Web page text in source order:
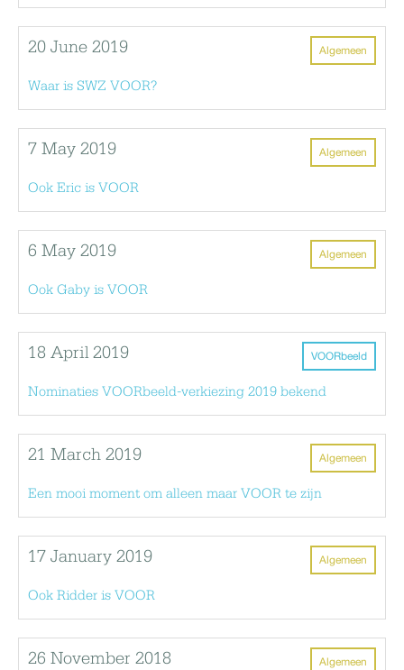
Algemeen
20 June 2019
Waar is SWZ VOOR?
Algemeen
7 May 2019
Ook Eric is VOOR
Algemeen
6 May 2019
Ook Gaby is VOOR
VOORbeeld
18 April 2019
Nominaties VOORbeeld-verkiezing 2019 bekend
Algemeen
21 March 2019
Een mooi moment om alleen maar VOOR te zijn
Algemeen
17 January 2019
Ook Ridder is VOOR
Algemeen
26 November 2018